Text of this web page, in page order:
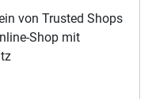
von Trusted Shops
Shop mit